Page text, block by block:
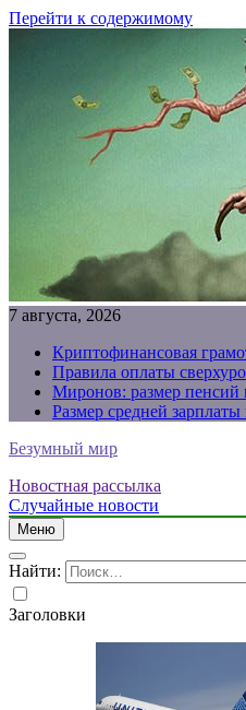
Перейти к содержимому
7 августа, 2026
Криптофинансовая
Правила оплаты
Миронов: размер пенсий
Размер средней
Безумный мир
Новостная рассылка
Случайные новости
Меню
Найти:
Заголовки